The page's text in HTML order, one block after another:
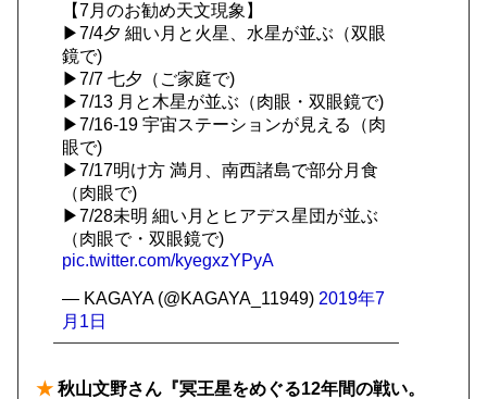
【7月のお勧め天文現象】
▶7/4夕 細い月と火星、水星が並ぶ（双眼
鏡で)
▶7/7 七夕（ご家庭で)
▶7/13 月と木星が並ぶ（肉眼・双眼鏡で)
▶7/16-19 宇宙ステーションが見える（肉
眼で)
▶7/17明け方 満月、南西諸島で部分月食
（肉眼で)
▶7/28未明 細い月とヒアデス星団が並ぶ
（肉眼で・双眼鏡で)
pic.twitter.com/kyegxzYPyA
— KAGAYA (@KAGAYA_11949) 2019年7
月1日
★ 秋山文野さん『冥王星をめぐる12年間の戦い。